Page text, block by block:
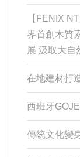
【FENIX
界首創木質
展 汲取大自
在地建材打
西班牙
傳統文化變